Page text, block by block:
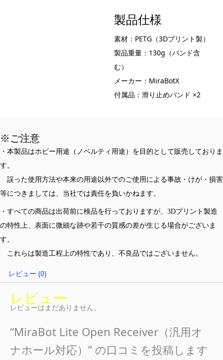
製品仕様
素材：PETG（3Dプリント製）
製品重量：130g（バンド含
む）
メーカー：MiraBotX
付属品：滑り止めバンド ×2
※ご注意
・本製品はホビー用途（ノベルティ用途）を目的として販売しておりま
す。
誤った使用方法や本来の用途以外でのご使用による事故・けが・損害
等につきましては、当社では責任を負いかねます。
・すべての商品は出荷前に検品を行っておりますが、3Dプリント製造
の特性上、表面に微細な跡や若干の質感の差が生じる場合がございま
す。
これらは製造工程上の特性であり、不良品ではございません。
レビュー (0)
レビュー
レビューはまだありません。
“MiraBot Lite Open Receiver（汎用オ
ナホール対応）” の口コミを投稿します